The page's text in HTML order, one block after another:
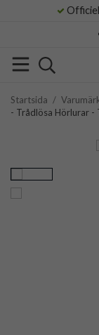
Startsida /
- Trådlösa Hörlurar -